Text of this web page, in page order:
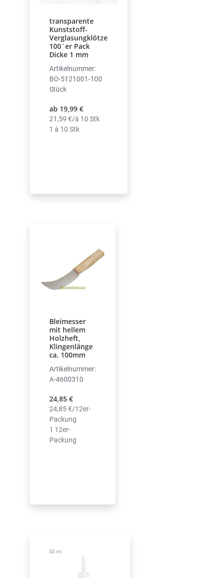
transparente
Kunststoff-
Verglasungklötze
100´er Pack
Dicke 1 mm
Artikelnummer:
BO-5121001-100
Stück
ab 19,99 €
21,59 €/á 10 Stk
1 á 10 Stk
Bleimesser
mit hellem
Holzheft,
Klingenlänge
ca. 100mm
Artikelnummer:
A-4600310
24,85 €
24,85 €/12er-
Packung
1 12er-
Packung